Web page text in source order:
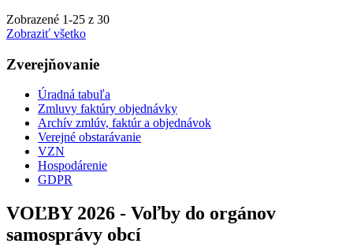
Zobrazené 1-25 z 30
Zobraziť všetko
Zverejňovanie
Úradná tabuľa
Zmluvy faktúry objednávky
Archív zmlúv, faktúr a objednávok
Verejné obstarávanie
VZN
Hospodárenie
GDPR
VOĽBY 2026 - Voľby do orgánov
samosprávy obcí